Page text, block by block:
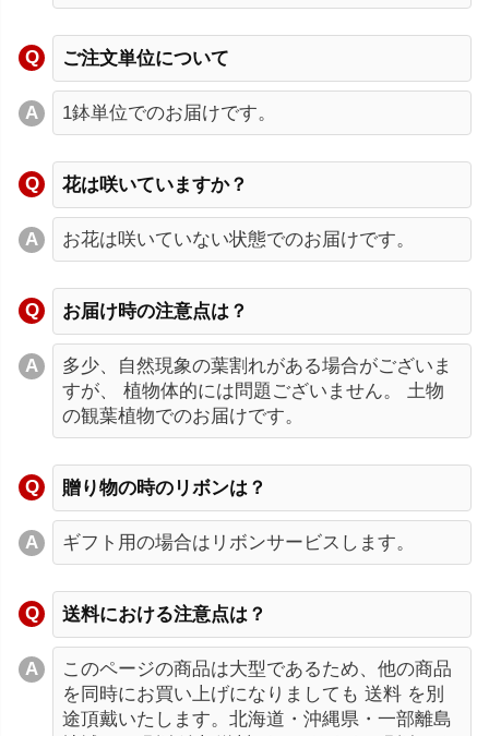
ご注文単位について
1鉢単位でのお届けです。
花は咲いていますか？
お花は咲いていない状態でのお届けです。
お届け時の注意点は？
多少、自然現象の葉割れがある場合がございま
すが、 植物体的には問題ございません。 土物
の観葉植物でのお届けです。
贈り物の時のリボンは？
ギフト用の場合はリボンサービスします。
送料における注意点は？
このページの商品は大型であるため、他の商品
を同時にお買い上げになりましても 送料 を別
途頂戴いたします。北海道・沖縄県・一部離島